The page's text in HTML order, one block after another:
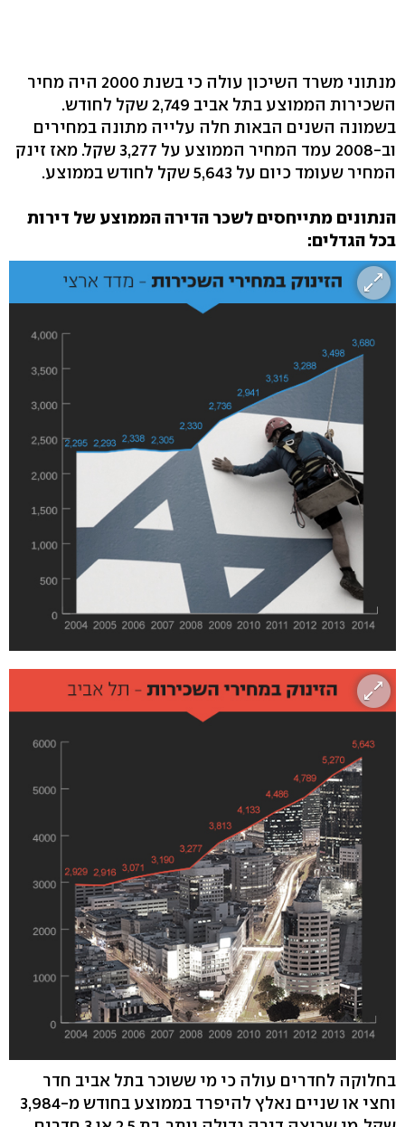
מנתוני משרד השיכון עולה כי בשנת 2000 היה מחיר
השכירות הממוצע בתל אביב 2,749 שקל לחודש.
בשמונה השנים הבאות חלה עלייה מתונה במחירים
וב-2008 עמד המחיר הממוצע על 3,277 שקל. מאז זינק
המחיר שעומד כיום על 5,643 שקל לחודש בממוצע.
הנתונים מתייחסים לשכר הדירה הממוצע של דירות
בכל הגדלים:
בחלוקה לחדרים עולה כי מי ששוכר בתל אביב חדר
וחצי או שניים נאלץ להיפרד בממוצע בחודש מ-3,984